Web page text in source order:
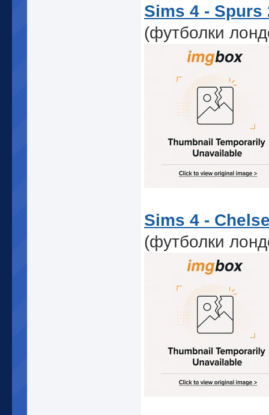
Sims 4 - Spurs
(футболки
Sims 4 -
(футболки